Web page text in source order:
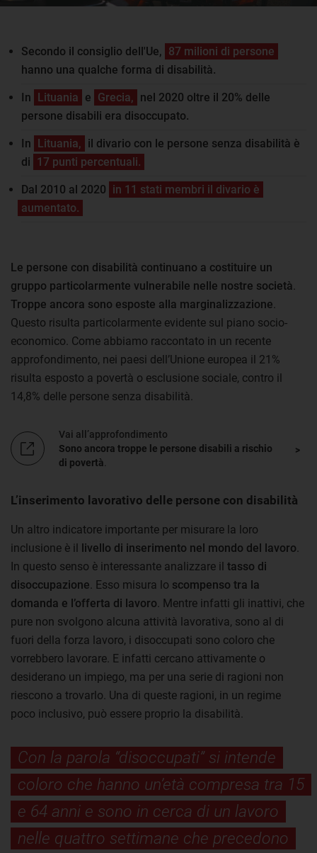
Secondo il consiglio dell'Ue, 87 milioni di persone
hanno una qualche forma di disabilità.
In Lituania e Grecia, nel 2020 oltre il 20% delle
persone disabili era disoccupato.
In Lituania, il divario con le persone senza disabilità è
di 17 punti percentuali.
Dal 2010 al 2020 in 11 stati membri il divario è
aumentato.
Le persone con disabilità continuano a costituire un
gruppo particolarmente vulnerabile nelle nostre società
Troppe ancora sono esposte alla marginalizzazione
Questo risulta particolarmente evidente sul piano socio-
economico. Come abbiamo raccontato in un recente
approfondimento, nei paesi dell’Unione europea il 21%
risulta esposto a povertà o esclusione sociale, contro il
14,8% delle persone senza disabilità.
Vai all’approfondimento
Sono ancora troppe le persone disabili a rischio
di povertà
L’inserimento lavorativo delle persone con disabilità
Un altro indicatore importante per misurare la loro
inclusione è il livello di inserimento nel mondo del lavoro
In questo senso è interessante analizzare il tasso di
disoccupazione . Esso misura lo scompenso tra la
domanda e l’offerta di lavoro . Mentre infatti gli inattivi, che
pure non svolgono alcuna attività lavorativa, sono al di
fuori della forza lavoro, i disoccupati sono coloro che
vorrebbero lavorare. E infatti cercano attivamente o
desiderano un impiego, ma per una serie di ragioni non
riescono a trovarlo. Una di queste ragioni, in un regime
poco inclusivo, può essere proprio la disabilità.
Con la parola “disoccupati” si intende
coloro che hanno un’età compresa tra 15
e 64 anni e sono in cerca di un lavoro
nelle quattro settimane che precedono